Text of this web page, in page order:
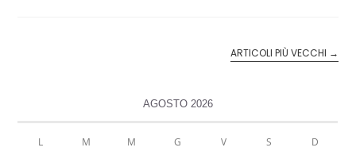
ARTICOLI PIÙ VECCHI →
AGOSTO 2026
L M M G V S D